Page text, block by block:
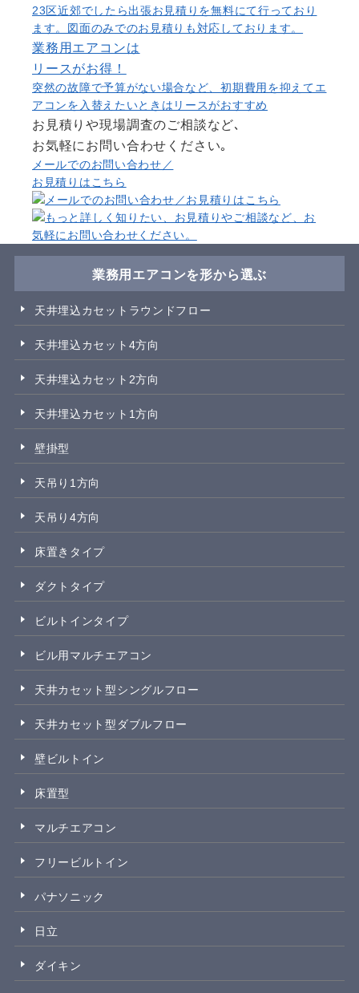
23区近郊でしたら出張お見積りを無料にて行っており
ます。図面のみでのお見積りも対応しております。
業務用エアコンは
リースがお得！
突然の故障で予算がない場合など、初期費用を抑えてエ
アコンを入替えたいときはリースがおすすめ
お見積りや現場調査のご相談など､
お気軽にお問い合わせください｡
メールでのお問い合わせ／
お見積りはこちら
業務用エアコンを形から選ぶ
天井埋込カセットラウンドフロー
天井埋込カセット4方向
天井埋込カセット2方向
天井埋込カセット1方向
壁掛型
天吊り1方向
天吊り4方向
床置きタイプ
ダクトタイプ
ビルトインタイプ
ビル用マルチエアコン
天井カセット型シングルフロー
天井カセット型ダブルフロー
壁ビルトイン
床置型
マルチエアコン
フリービルトイン
パナソニック
日立
ダイキン